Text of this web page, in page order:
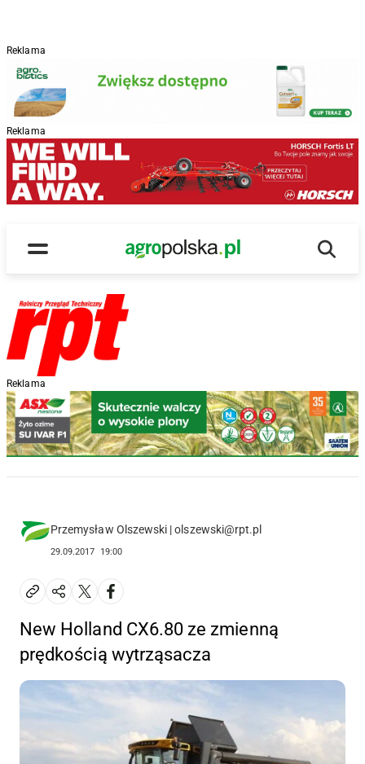
Reklama
Reklama
Menu
Main Logo
Reklama
Przemysław Olszewski | olszewski@rpt.pl
29.09.2017 19:00
New Holland CX6.80 ze zmienną
prędkością wytrząsacza